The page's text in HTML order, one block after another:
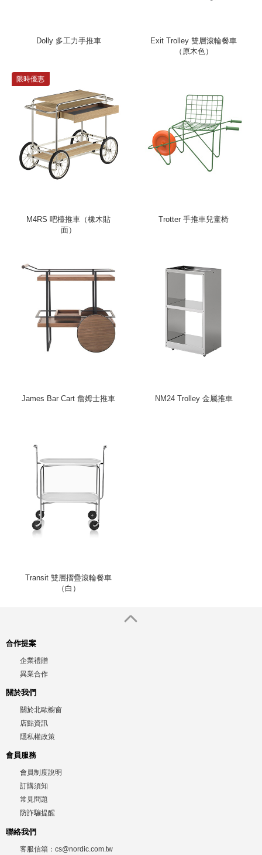
Dolly 多工力手推車
Exit Trolley 雙層滾輪餐車
（原木色）
限時優惠
M4RS 吧檯推車（橡木貼
面）
Trotter 手推車兒童椅
James Bar Cart 詹姆士推車 NM24 Trolley 金屬推車
Transit 雙層摺疊滾輪餐車
（白）
合作提案
企業禮贈
異業合作
關於我們
關於北歐櫥窗
店點資訊
隱私權政策
會員服務
會員制度說明
訂購須知
常見問題
防詐騙提醒
聯絡我們
客服信箱： cs@nordic.com.tw